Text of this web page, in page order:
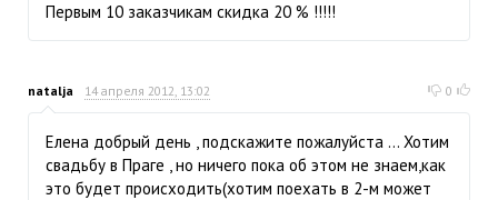
Первым 10 заказчикам скидка 20 % !!!!!
natalja 14 апреля 2012, 13:02 0
Елена добрый день , подскажите пожалуйста ... Хотим
свадьбу в Праге , но ничего пока об этом не знаем,как
это будет происходить(хотим поехать в 2-м может